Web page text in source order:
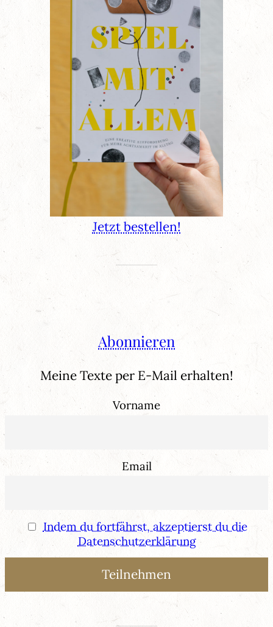
Jetzt bestellen!
Abonnieren
Meine Texte per E-Mail erhalten!
Vorname
Email
Indem du fortfährst, akzeptierst du die
Datenschutzerklärung